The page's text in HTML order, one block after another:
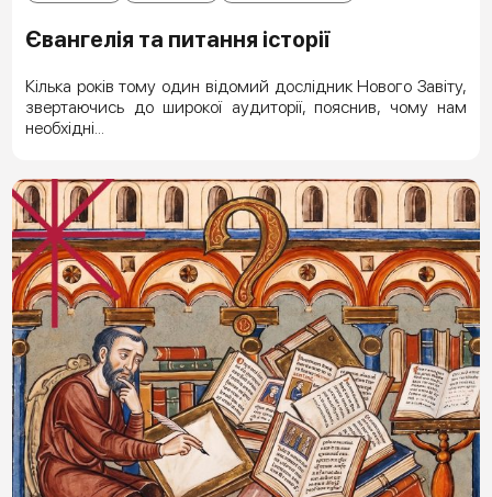
Євангелія та питання історії
Кілька років тому один відомий дослідник Нового Завіту,
звертаючись до широкої аудиторії, пояснив, чому нам
необхідні...